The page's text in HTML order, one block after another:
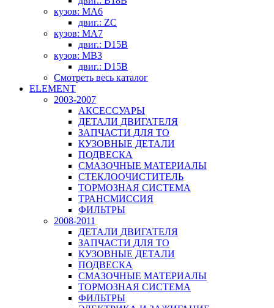
кузов: MA6
двиг.: ZC
кузов: MA7
двиг.: D15B
кузов: MB3
двиг.: D15B
Смотреть весь каталог
ELEMENT
2003-2007
АКСЕССУАРЫ
ДЕТАЛИ ДВИГАТЕЛЯ
ЗАПЧАСТИ ДЛЯ ТО
КУЗОВНЫЕ ДЕТАЛИ
ПОДВЕСКА
СМАЗОЧНЫЕ МАТЕРИАЛЫ
СТЕКЛООЧИСТИТЕЛЬ
ТОРМОЗНАЯ СИСТЕМА
ТРАНСМИССИЯ
ФИЛЬТРЫ
2008-2011
ДЕТАЛИ ДВИГАТЕЛЯ
ЗАПЧАСТИ ДЛЯ ТО
КУЗОВНЫЕ ДЕТАЛИ
ПОДВЕСКА
СМАЗОЧНЫЕ МАТЕРИАЛЫ
ТОРМОЗНАЯ СИСТЕМА
ФИЛЬТРЫ